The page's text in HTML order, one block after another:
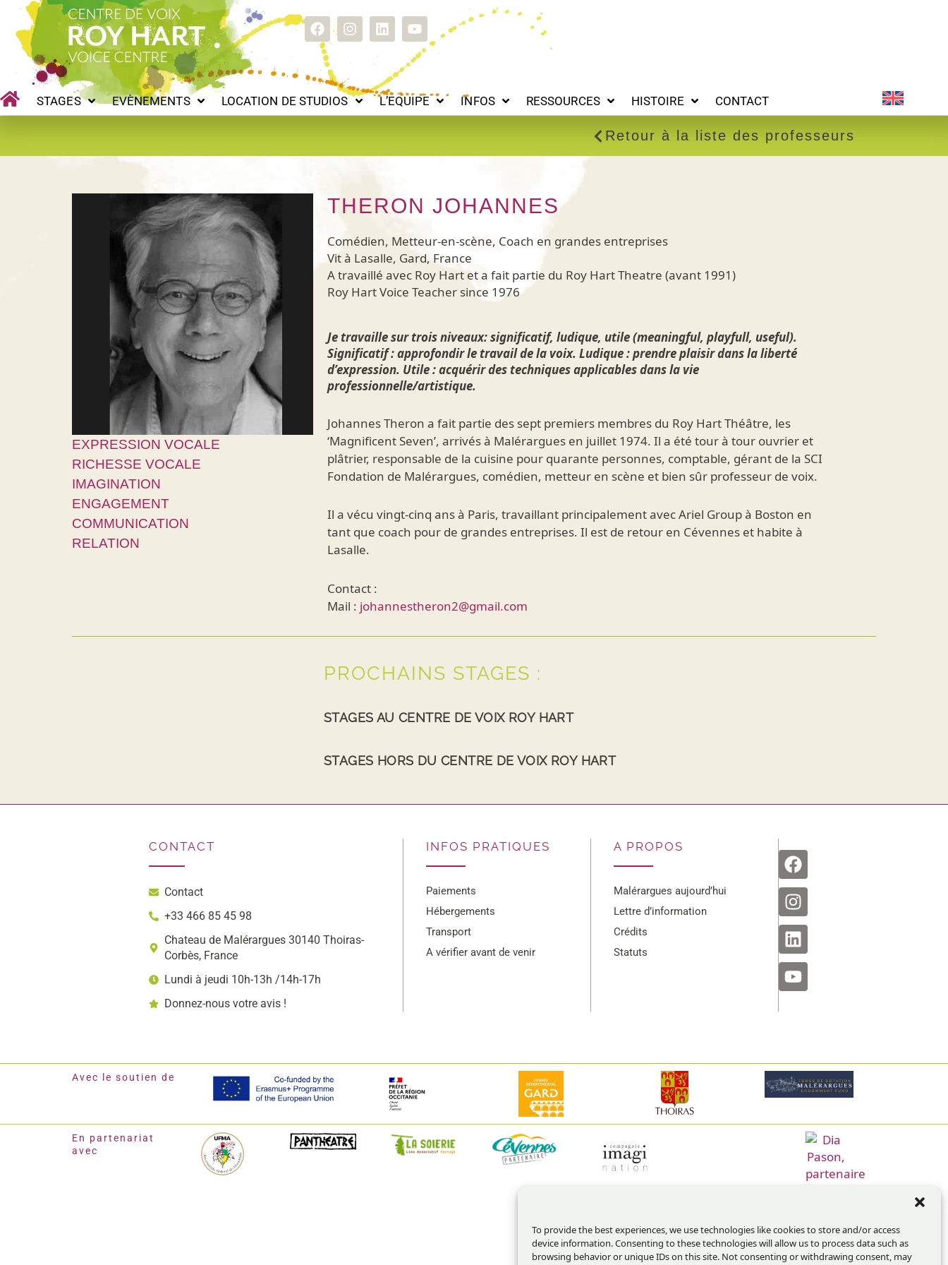
To provide the best experiences, we use technologies like cookies to store and/or access
device information. Consenting to these technologies will allow us to process data such as
browsing behavior or unique IDs on this site. Not consenting or withdrawing consent, may
Aller
contenu
F
a
c
e
b
o
o
k
I
n
t
a
g
a
L
i
e
d
i
n
Y
o
u
t
b
e
STAGES EVÈNEMENTS LOCATION DE STUDIOS L’EQUIPE INFOS RESSOURCES HISTOIRE CONTACT
STAGES EVÈNEMENTS LOCATION DE STUDIOS L’EQUIPE INFOS RESSOURCES
Retour à la liste des professeurs
EXPRESSION VOCALE
RICHESSE VOCALE
IMAGINATION
ENGAGEMENT
COMMUNICATION
RELATION
THERON JOHANNES
Comédien, Metteur-en-scène, Coach en grandes entreprises
Vit à Lasalle, Gard, France
A travaillé avec Roy Hart et a fait partie du Roy Hart Theatre (avant 1991)
Roy Hart Voice Teacher since 1976
Je travaille sur trois niveaux: significatif, ludique, utile (meaningful, playfull, useful).
Significatif : approfondir le travail de la voix. Ludique : prendre plaisir dans la liberté
d’expression. Utile : acquérir des techniques applicables dans la vie
professionnelle/artistique.
Johannes Theron a fait partie des sept premiers membres du Roy Hart Théâtre, les
‘Magnificent Seven’, arrivés à Malérargues en juillet 1974. Il a été tour à tour ouvrier et
plâtrier, responsable de la cuisine pour quarante personnes, comptable, gérant de la SCI
Fondation de Malérargues, comédien, metteur en scène et bien sûr professeur de voix.
Il a vécu vingt-cinq ans à Paris, travaillant principalement avec Ariel Group à Boston en
tant que coach pour de grandes entreprises. Il est de retour en Cévennes et habite à
Lasalle.
Contact :
Mail : johannestheron2@gmail.com
PROCHAINS STAGES :
STAGES AU CENTRE DE VOIX ROY HART
STAGES HORS DU CENTRE DE VOIX ROY HART
CONTACT
Contact
+33 466 85 45 98
Chateau de Malérargues 30140 Thoiras-
Corbès, France
Lundi à jeudi 10h-13h /14h-17h
Donnez-nous votre avis !
INFOS PRATIQUES
Paiements
Hébergements
Transport
A vérifier avant de venir
A PROPOS
Malérargues aujourd’hui
Lettre d’information
Crédits
Statuts
Facebook
Instagram
Linkedin
Youtube
Avec le soutien de
En partenariat
avec